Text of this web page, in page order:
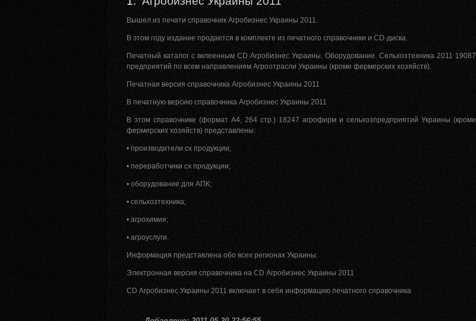
Вышел из печати справочник Агробизнес Украины 2011.
В этом году издание продается в комплекте из печатного справочники и CD-диска.
Печатный каталог с вклеенным CD Агробизнес Украины. Оборудование. Сельхозтехника 2011 19087
предприятий по всем направлениям Агроотрасли Украины (кроме фермерских хозяйств).
Печатная версия справочника Агробизнес Украины 2011
В печатную версию справочника Агробизнес Украины 2011
В этом справочнике (формат А4, 264 стр.) 18247 агрофирм и сельхозпредприятий Украины (кроме
фермерских хозяйств) представлены:
• производители сх продукции;
• переработчики сх продукции;
• оборудование для АПК;
• сельхозтехника;
• агрохимия;
• агроуслуги.
Информация представлена обо всех регионах Украины.
Электронная версия справочника на CD Агробизнес Украины 2011
CD Агробизнес Украины 2011 включает в себя информацию печатного справочника